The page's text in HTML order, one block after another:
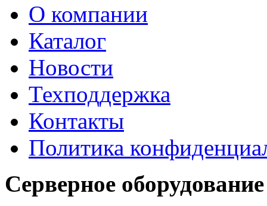
О компании
Каталог
Новости
Техподдержка
Контакты
Политика
Серверное оборудование